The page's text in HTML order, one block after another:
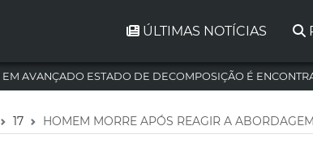
ÚLTIMAS NOTÍCIAS
EM AVANÇADO ESTADO DE DECOMPOSIÇÃO É
17 HOMEM MORRE APÓS REAGIR A